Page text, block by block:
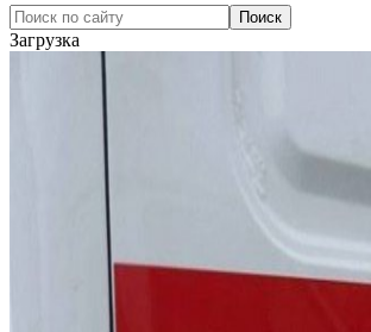
Загрузка